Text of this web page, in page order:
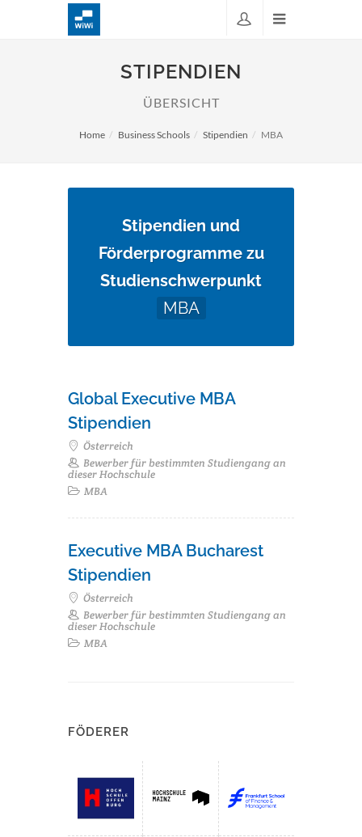
STIPENDIEN
ÜBERSICHT
Home Business Schools Stipendien MBA
Stipendien und
Förderprogramme zu
Studienschwerpunkt
MBA
Global Executive MBA
Stipendien
Österreich
Bewerber für bestimmten Studiengang an
dieser Hochschule
MBA
Executive MBA Bucharest
Stipendien
Österreich
Bewerber für bestimmten Studiengang an
dieser Hochschule
MBA
FÖDERER